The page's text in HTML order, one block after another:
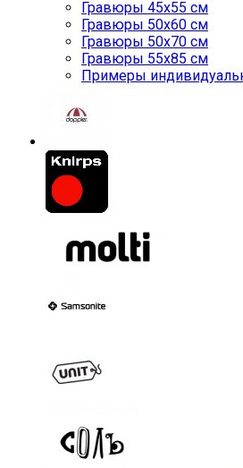
Гравюры 45x55 см
Гравюры 50x60 см
Гравюры 50x70 см
Гравюры 55x85 см
Примеры